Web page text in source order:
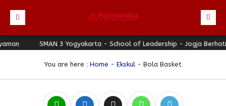
Beranda
Berita
SMAN 3 Yogyakarta - School of Leadership - Jogja Berhati
You are here : Home - Ekskul- Bola Basket